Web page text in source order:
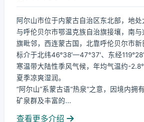
阿尔山市位于内蒙古自治区东北部，地
与呼伦贝尔市鄂温克族自治旗接壤，南
旗毗邻，西连蒙古国，北靠呼伦贝尔市
标介于北纬46°38′—47°37′、东经
寒温带大陆性季风气候，年均气温约-
夏季凉爽湿润。
“阿尔山”系蒙古语“热泉”之意，因境内拥
矿泉群及丰富的...
查看更多介绍